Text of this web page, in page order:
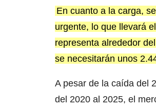
En cuanto a la carga,
urgente, lo que llevará
representa alrededor
se necesitarán unos
A pesar de la caída del
del 2020 al 2025, el